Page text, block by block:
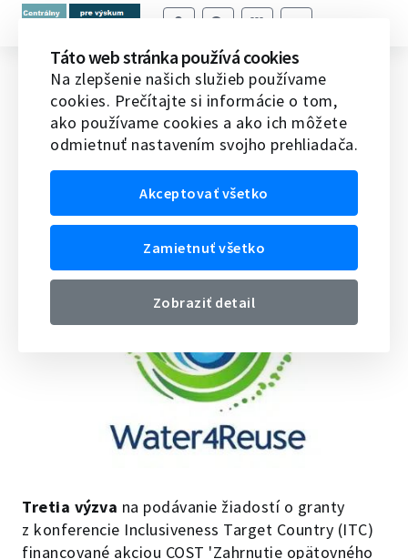
Granty ITC na konferencie dostupné
s Water4Reuse
Domov Do pozornosti
Granty ITC na konferencie
dostupné s Water4Reuse
02.06.2026
Tretia výzva na podávanie žiadostí o granty
z konferencie Inclusiveness Target Country (ITC)
financované akciou COST 'Zahrnutie opätovného
Táto web stránka používá cookies
Na zlepšenie našich služieb používame
cookies. Prečítajte si informácie o tom,
ako používame cookies a ako ich môžete
odmietnuť nastavením svojho prehliadača.
Akceptovať všetko
Zamietnuť všetko
Zobraziť detail